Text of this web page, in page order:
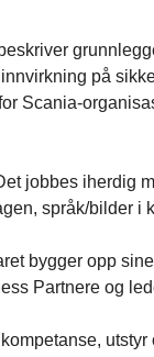
på
Scania-
jobbes iherdig
språk/bilder i
bygger opp
Partnere og
utstyr